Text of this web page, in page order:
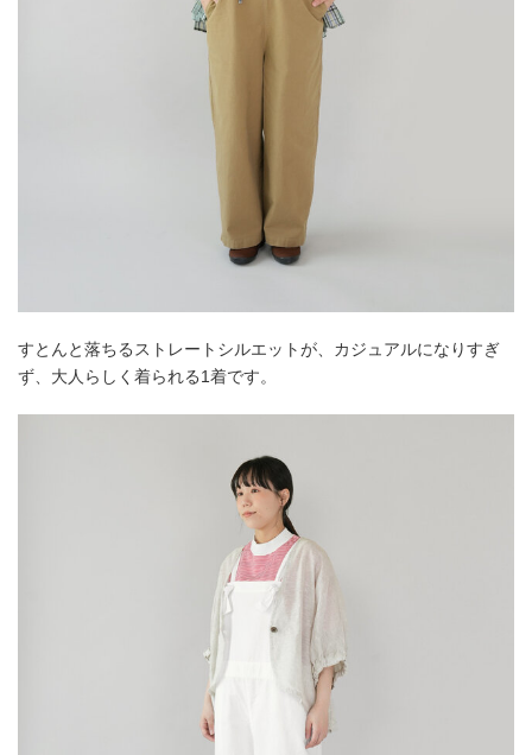
すとんと落ちるストレートシルエットが、カジュアルになりすぎ
ず、大人らしく着られる1着です。